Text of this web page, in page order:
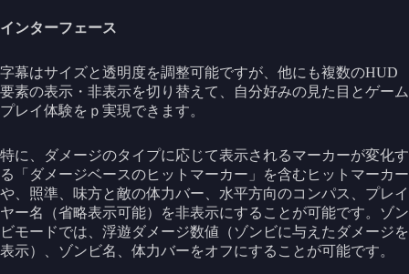
インターフェース
字幕はサイズと透明度を調整可能ですが、他にも複数のHUD
要素の表示・非表示を切り替えて、自分好みの見た目とゲーム
プレイ体験をｐ実現できます。
特に、ダメージのタイプに応じて表示されるマーカーが変化す
る「ダメージベースのヒットマーカー」を含むヒットマーカー
や、照準、味方と敵の体力バー、水平方向のコンパス、プレイ
ヤー名（省略表示可能）を非表示にすることが可能です。ゾン
ビモードでは、浮遊ダメージ数値（ゾンビに与えたダメージを
表示）、ゾンビ名、体力バーをオフにすることが可能です。